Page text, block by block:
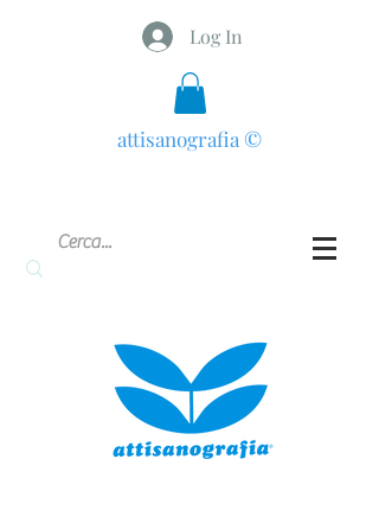
Log In
attisanografia ©